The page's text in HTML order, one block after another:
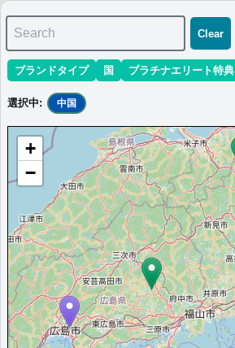
マリオット最新情報ホテル情報(アジア)ホテル
1 - 4 件 / 全 4 件
並び替え 最低価格目安 開業時期 エリア
シェラトングランドホテル
JR広島駅直結の快適なホテル。観光にも
徴。
日本中国広島県
開業:2011
年
最低価格目安:￥26,600
JPY
情報
Marriott Bonvoyで価格をみる楽天トラベ
プラチナエリート特典：ウェルカムギフト朝食選
（ラウンジ未設置の一部ホテルでは代替サービス
Search
Clear
ブランドタイプ 国 プラチナエリート特典
選択中: 中国
+
−